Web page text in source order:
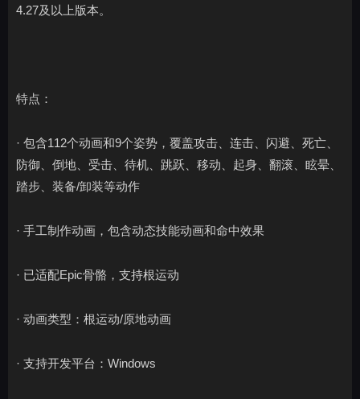
4.27及以上版本。
特点：
· 包含112个动画和9个姿势，覆盖攻击、连击、闪避、死亡、
防御、倒地、受击、待机、跳跃、移动、起身、翻滚、眩晕、
踏步、装备/卸装等动作
· 手工制作动画，包含动态技能动画和命中效果
· 已适配Epic骨骼，支持根运动
· 动画类型：根运动/原地动画
· 支持开发平台：Windows